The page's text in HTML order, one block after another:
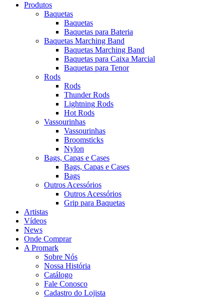
Produtos
Baquetas
Baquetas
Baquetas para Bateria
Baquetas Marching Band
Baquetas Marching Band
Baquetas para Caixa Marcial
Baquetas para Tenor
Rods
Rods
Thunder Rods
Lightning Rods
Hot Rods
Vassourinhas
Vassourinhas
Broomsticks
Nylon
Bags, Capas e Cases
Bags, Capas e Cases
Bags
Outros Acessórios
Outros Acessórios
Grip para Baquetas
Artistas
Vídeos
News
Onde Comprar
A Promark
Sobre Nós
Nossa História
Catálogo
Fale Conosco
Cadastro do Lojista